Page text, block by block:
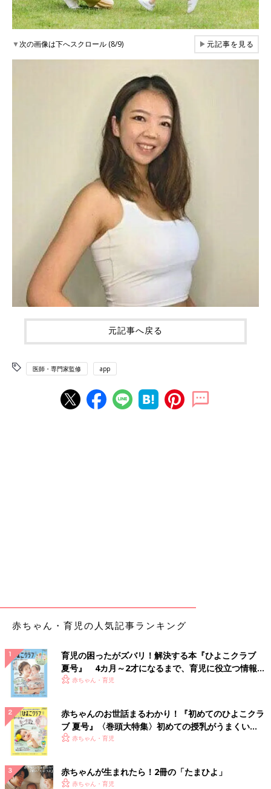
▼次の画像は下へスクロール (8/9) ▶元記事を見る
元記事へ戻る
医師・専門家監修 app
赤ちゃん・育児の人気記事ランキング
育児の困ったがズバリ！解決する本『ひよこクラブ
夏号』 4カ月～2才になるまで、育児に役立つ情報が
いっぱい！
赤ちゃん・育児
赤ちゃんのお世話まるわかり！『初めてのひよこクラ
ブ 夏号』〈巻頭大特集〉初めての授乳がうまくい
く！ おっぱい・ミルクの基本と夏のトラブル 解決テ
赤ちゃん・育児
赤ちゃんが生まれたら！2冊の「たまひよ」
赤ちゃん・育児